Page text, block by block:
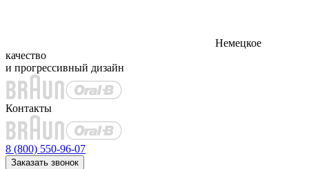
Немецкое
качество
и прогрессивный дизайн
Контакты
8 (800) 550-96-07
Заказать звонок